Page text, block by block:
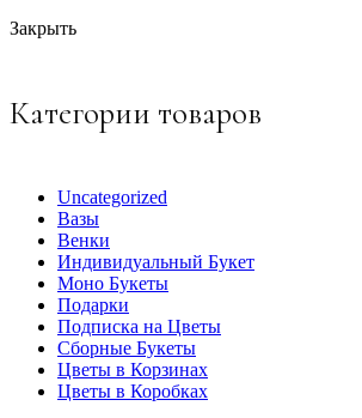
Закрыть
Категории товаров
Uncategorized
Вазы
Венки
Индивидуальный Букет
Моно Букеты
Подарки
Подписка на Цветы
Сборные Букеты
Цветы в Корзинах
Цветы в Коробках